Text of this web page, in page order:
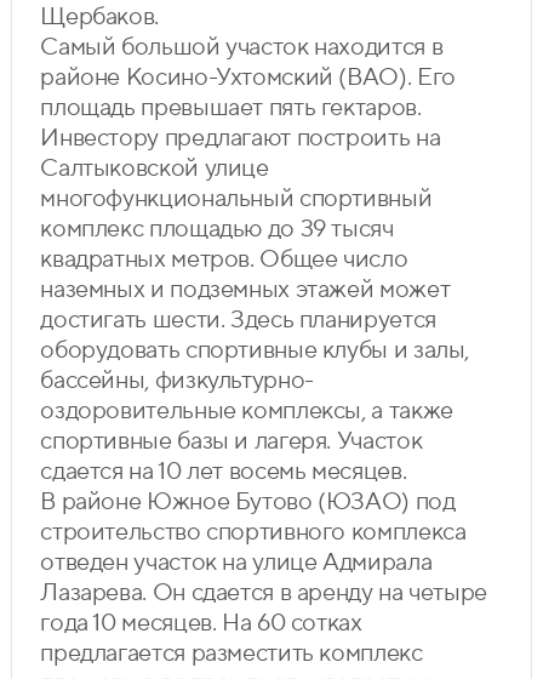
Щербаков.
Самый большой участок находится в
районе Косино-Ухтомский (ВАО). Его
площадь превышает пять гектаров.
Инвестору предлагают построить на
Салтыковской улице
многофункциональный спортивный
комплекс площадью до 39 тысяч
квадратных метров. Общее число
наземных и подземных этажей может
достигать шести. Здесь планируется
оборудовать спортивные клубы и залы,
бассейны, физкультурно-
оздоровительные комплексы, а также
спортивные базы и лагеря. Участок
сдается на 10 лет восемь месяцев.
В районе Южное Бутово (ЮЗАО) под
строительство спортивного комплекса
отведен участок на улице Адмирала
Лазарева. Он сдается в аренду на четыре
года 10 месяцев. На 60 сотках
предлагается разместить комплекс